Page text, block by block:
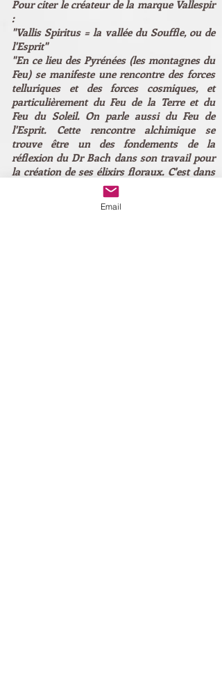
Pour citer le créateur de la marque Vallespir
:
"Vallis Spiritus = la vallée du Souffle, ou de
l'Esprit"
"En ce lieu des Pyrénées (les montagnes du
Feu) se manifeste une rencontre des forces
telluriques et des forces cosmiques, et
particulièrement du Feu de la Terre et du
Feu du Soleil. On parle aussi du Feu de
l'Esprit. Cette rencontre alchimique se
trouve être un des fondements de la
réflexion du Dr Bach dans son travail pour
la création de ses élixirs floraux. C'est dans
cette attitude baignée d'Alchimie, imprégnée
par les principes de la Biodynamie, qu'on été
réalisés les élixirs floraux Vallespir". Marc
Email